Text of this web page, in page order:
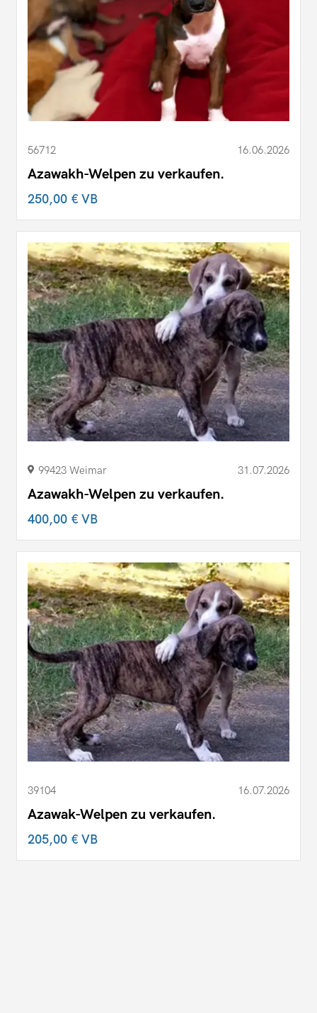
56712 16.06.2026
Azawakh-Welpen zu verkaufen.
250,00 €VB
99423 Weimar 31.07.2026
Azawakh-Welpen zu verkaufen.
400,00 €VB
39104 16.07.2026
Azawak-Welpen zu verkaufen.
205,00 €VB